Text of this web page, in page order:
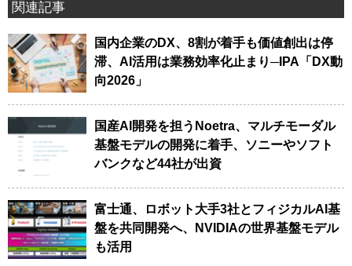
関連記事
国内企業のDX、8割が着手も価値創出は停
滞、AI活用は業務効率化止まり─IPA「DX動
向2026」
国産AI開発を担うNoetra、マルチモーダル
基盤モデルの開発に着手、ソニーやソフト
バンクなど44社が出資
富士通、ロボット大手3社とフィジカルAI基
盤を共同開発へ、NVIDIAの世界基盤モデル
も活用